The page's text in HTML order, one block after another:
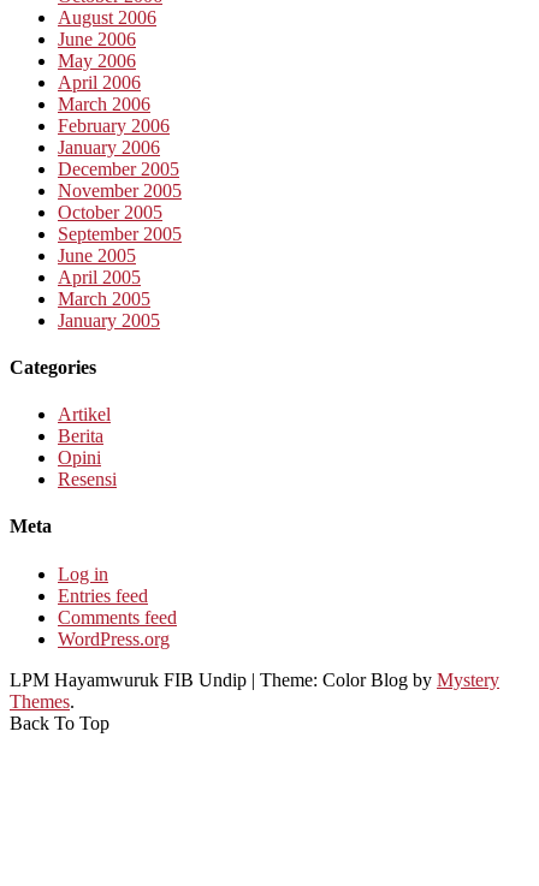
August 2006
June 2006
May 2006
April 2006
March 2006
February 2006
January 2006
December 2005
November 2005
October 2005
September 2005
June 2005
April 2005
March 2005
January 2005
Categories
Artikel
Berita
Opini
Resensi
Meta
Log in
Entries feed
Comments feed
WordPress.org
LPM Hayamwuruk FIB Undip | Theme: Color Blog by Mystery
Themes.
Back To Top